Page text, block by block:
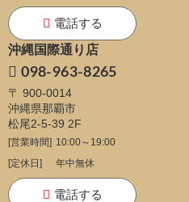
電話する
沖縄国際通り店
098-963-8265
〒 900-0014
沖縄県那覇市
松尾2-5-39 2F
[営業時間] 10:00～19:00
[定休日]
年中無休
電話する